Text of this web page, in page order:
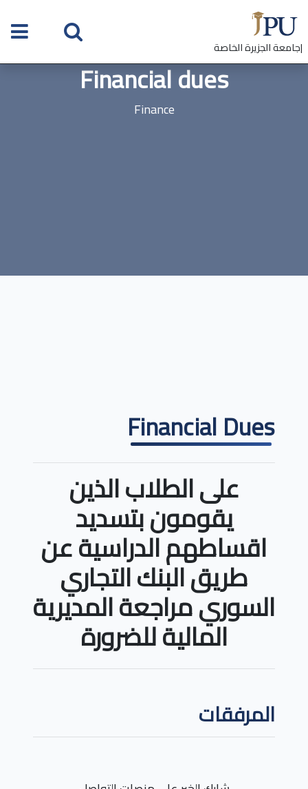
|جامعة الجزيرة الخاصة
Financial dues
Finance
Financial Dues
على الطلاب الذين
يقومون بتسديد
اقساطهم الدراسية عن
طريق البنك التجاري
السوري مراجعة المديرية
المالية للضرورة
المرفقات